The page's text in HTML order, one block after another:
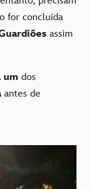
for concluída
assim
um dos
antes de